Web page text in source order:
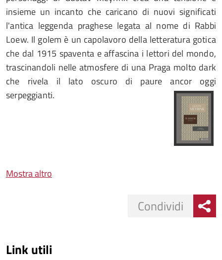
insieme un incanto che caricano di nuovi significati
l'antica leggenda praghese legata al nome di Rabbi
Loew. Il golem è un capolavoro della letteratura gotica
che dal 1915 spaventa e affascina i lettori del mondo,
trascinandoli nelle atmosfere di una Praga molto dark
che rivela il lato oscuro di paure ancor oggi
serpeggianti.
Mostra altro
Condividi
Link utili